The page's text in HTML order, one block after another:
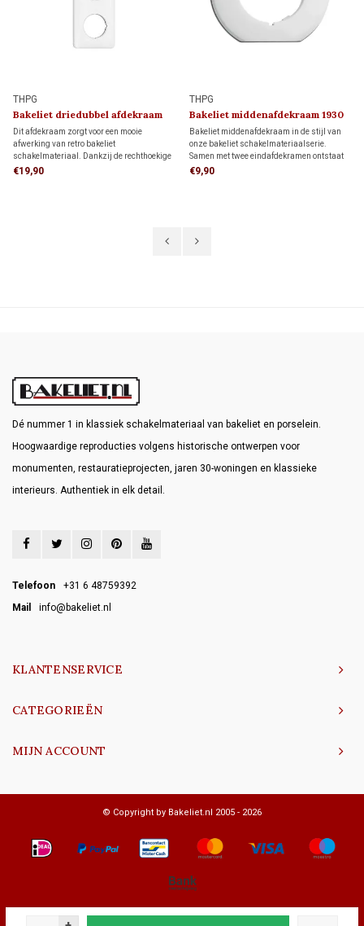
THPG
Bakeliet driedubbel afdekraam
1930
Dit afdekraam zorgt voor een mooie
afwerking van retro bakeliet
schakelmateriaal. Dankzij de rechthoekige
vorm biedt het meer dekking rondom de
€19,90
THPG
Bakeliet middenafdekraam 1930
Bakeliet middenafdekraam in de stijl van
onze bakeliet schakelmateriaalserie.
Samen met twee eindafdekramen ontstaat
een driedelig afdekraam.
€9,90
Dé nummer 1 in klassiek schakelmateriaal van bakeliet en porselein.
Hoogwaardige reproducties volgens historische ontwerpen voor
monumenten, restauratieprojecten, jaren 30-woningen en klassieke
interieurs. Authentiek in elk detail.
Telefoon
+31 6 48759392
Mail
info@bakeliet.nl
KLANTENSERVICE
CATEGORIEËN
MIJN ACCOUNT
© Copyright by Bakeliet.nl 2005 - 2026